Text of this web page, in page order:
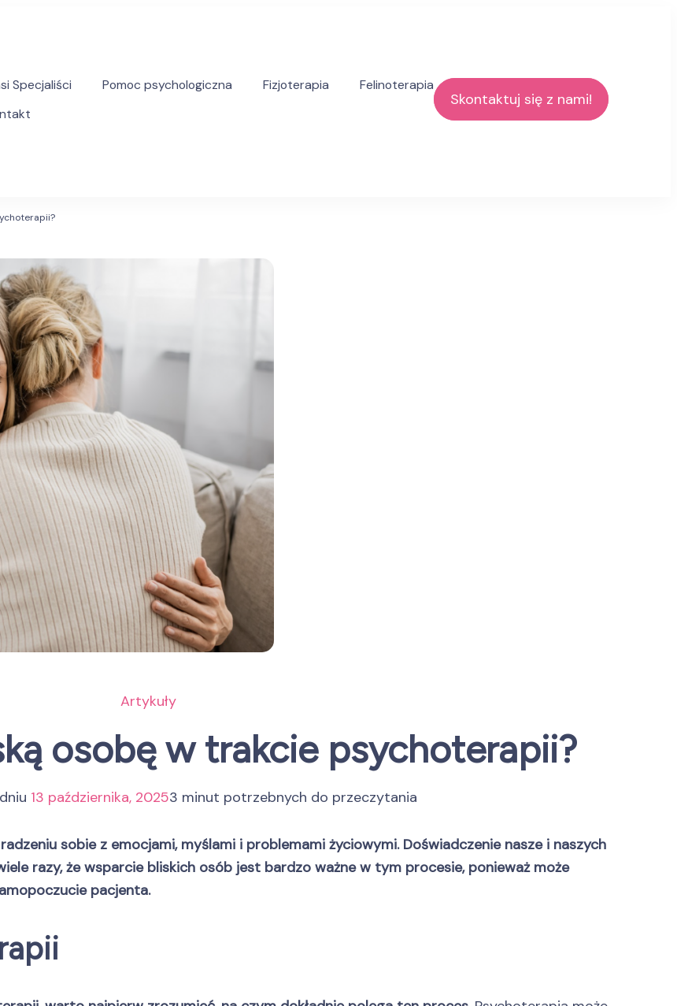
psychologiczna i psychoterapeutyczna
Specjaliści Pomoc psychologiczna Fizjoterapia
Felinoterapia
Skontaktuj się z nami!
Artykuły
osobę w trakcie psychoterapii?
13 października, 20253 minut potrzebnych do przeczytania
sobie z emocjami, myślami i problemami życiowymi. Doświadczenie nasze i naszych
razy, że wsparcie bliskich osób jest bardzo ważne w tym procesie, ponieważ może
pacjenta.